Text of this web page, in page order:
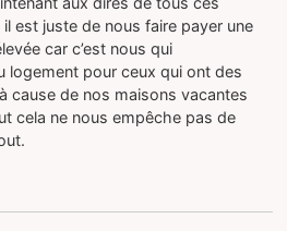
est juste de nous faire payer une
car c’est nous qui
logement pour ceux qui ont des
cause de nos maisons vacantes
cela ne nous empêche pas de